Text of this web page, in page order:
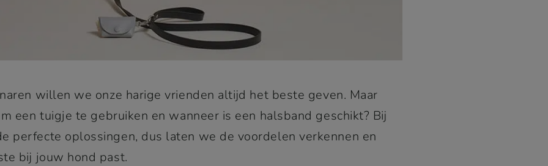
willen we onze harige vrienden altijd het beste geven. Maar
een tuigje te gebruiken en wanneer is een halsband geschikt? Bij
perfecte oplossingen, dus laten we de voordelen verkennen en
bij jouw hond past.